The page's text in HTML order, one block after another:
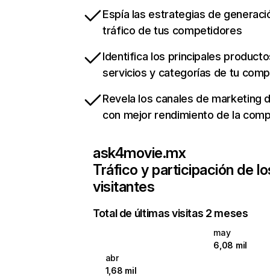
Espía las estrategias de
tráfico de tus competidores
Identifica los principales
servicios y categorías de tu
Revela los canales de marketing
con mejor rendimiento de la
ask4movie.mx
Tráfico y participación de
visitantes
Total de últimas visitas 2 meses
may
6,08 mil
abr
1,68 mil